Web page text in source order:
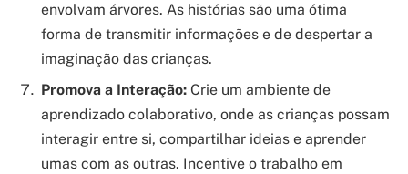
envolvam árvores. As histórias são uma ótima
forma de transmitir informações e de despertar a
imaginação das crianças.
Promova a Interação: Crie um ambiente de
aprendizado colaborativo, onde as crianças possam
interagir entre si, compartilhar ideias e aprender
umas com as outras. Incentive o trabalho em